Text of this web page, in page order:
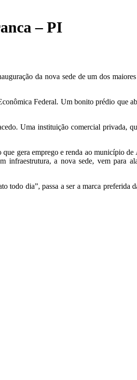
– PI
da nova sede de um dos
Federal. Um bonito prédio que
Uma instituição comercial privada,
gera emprego e renda ao município
infraestrutura, a nova sede, vem para
dia”, passa a ser a marca preferida